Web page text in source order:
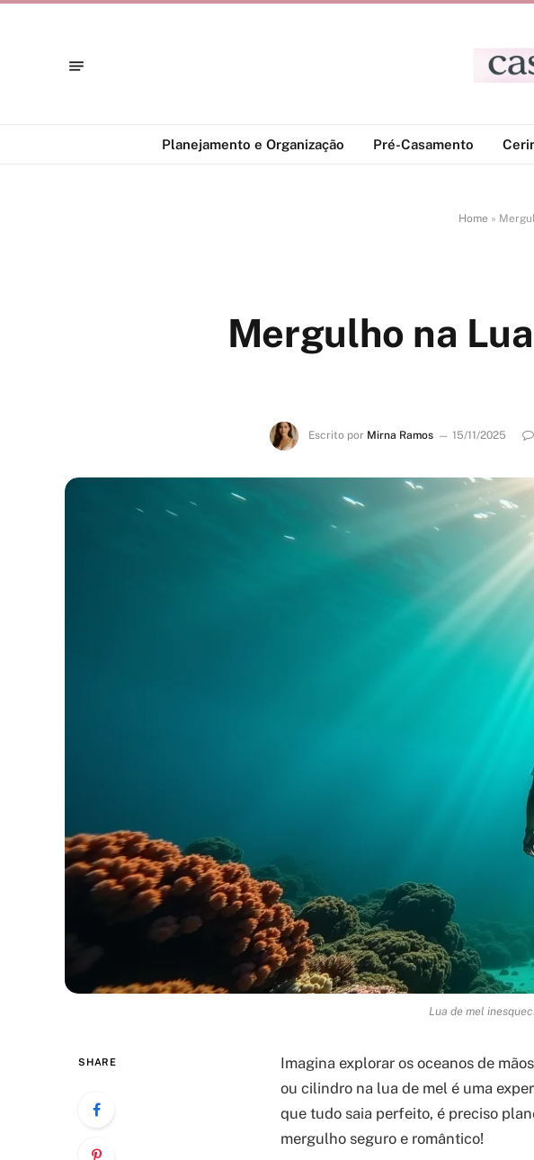
Planejamento e Organização Pré-Casamento
Home »
Mergulho na
Escrito por Mirna Ramos 15/11/2025
Lua de mel
SHARE
Imagina explorar os oceanos de
ou cilindro na lua de mel é uma
que tudo saia perfeito, é preciso
mergulho seguro e romântico!